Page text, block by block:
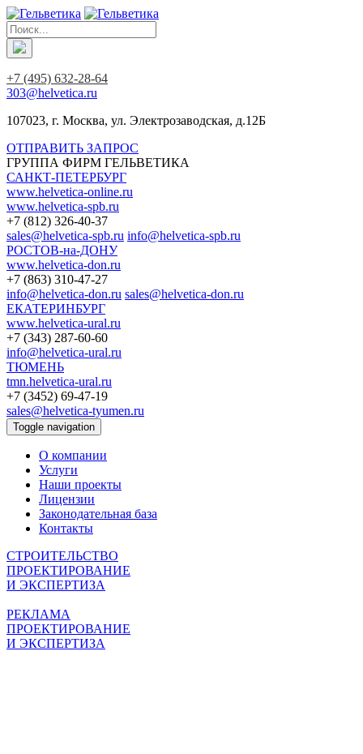
+7 (495) 632-28-64
303@helvetica.ru
107023, г. Москва, ул. Электрозаводская, д.12Б
ОТПРАВИТЬ ЗАПРОС
ГРУППА ФИРМ ГЕЛЬВЕТИКА
САНКТ-ПЕТЕРБУРГ
www.helvetica-online.ru
www.helvetica-spb.ru
+7 (812) 326-40-37
sales@helvetica-spb.ru info@helvetica-spb.ru
РОСТОВ-на-ДОНУ
www.helvetica-don.ru
+7 (863) 310-47-27
info@helvetica-don.ru sales@helvetica-don.ru
ЕКАТЕРИНБУРГ
www.helvetica-ural.ru
+7 (343) 287-60-60
info@helvetica-ural.ru
ТЮМЕНЬ
tmn.helvetica-ural.ru
+7 (3452) 69-47-19
sales@helvetica-tyumen.ru
Toggle navigation
О компании
Услуги
Наши проекты
Лицензии
Законодательная база
Контакты
СТРОИТЕЛЬСТВО
ПРОЕКТИРОВАНИЕ
И ЭКСПЕРТИЗА
РЕКЛАМА
ПРОЕКТИРОВАНИЕ
И ЭКСПЕРТИЗА